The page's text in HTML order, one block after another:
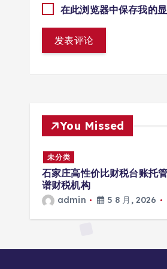
在此浏览器中保存我的
You Missed
未分类
2026年8月邢台自有飞行基
荐
admin 5 8 月, 2026